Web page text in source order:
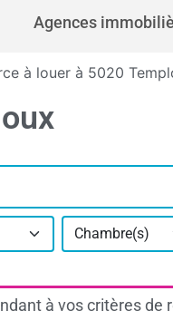
Agences
à louer à 5020
Chambre(s)
à vos critères de